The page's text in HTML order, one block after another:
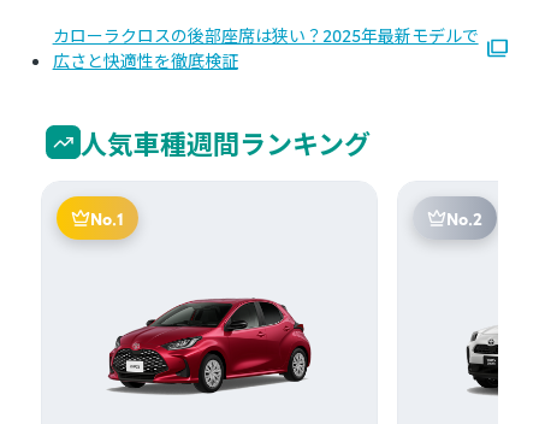
カローラクロスの後部座席は狭い？2025年最新モデルで
広さと快適性を徹底検証